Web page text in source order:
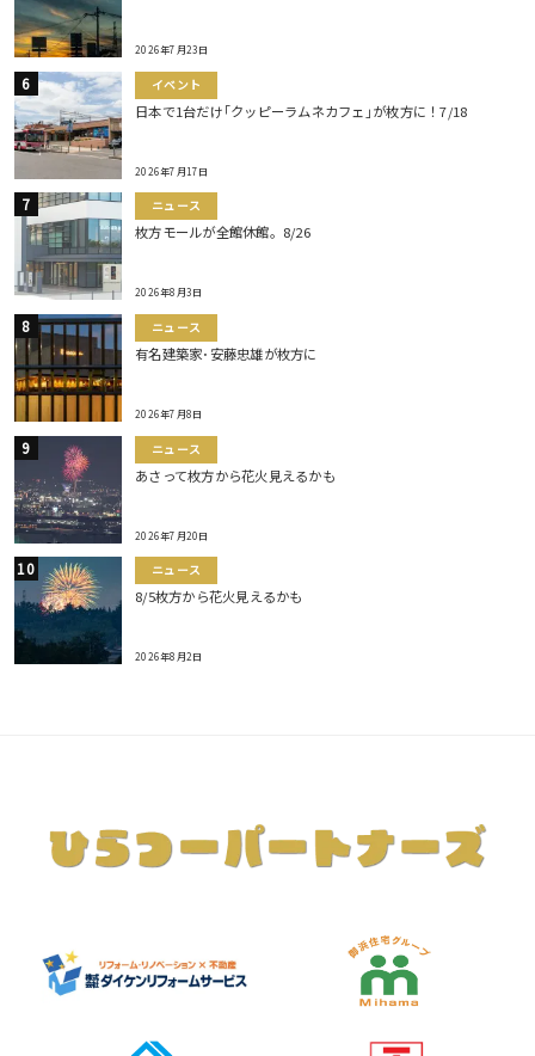
2026年7月23日
イベント
日本で1台だけ｢クッピーラムネカフェ｣が枚方に！7/18
2026年7月17日
ニュース
枚方モールが全館休館。8/26
2026年8月3日
ニュース
有名建築家･安藤忠雄が枚方に
2026年7月8日
ニュース
あさって枚方から花火見えるかも
2026年7月20日
ニュース
8/5枚方から花火見えるかも
2026年8月2日